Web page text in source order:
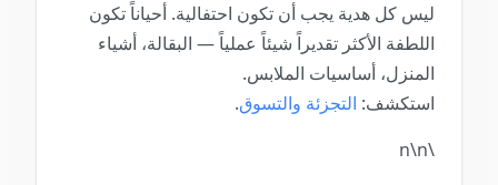
ليس كل هدية يجب أن تكون احتفالية. أحياناً تكون
اللطفة الأكثر تقديراً شيئاً عملياً — البقالة، أشياء
المنزل، أساسيات الملابس.
استكشف:التجزئة والتسوق.